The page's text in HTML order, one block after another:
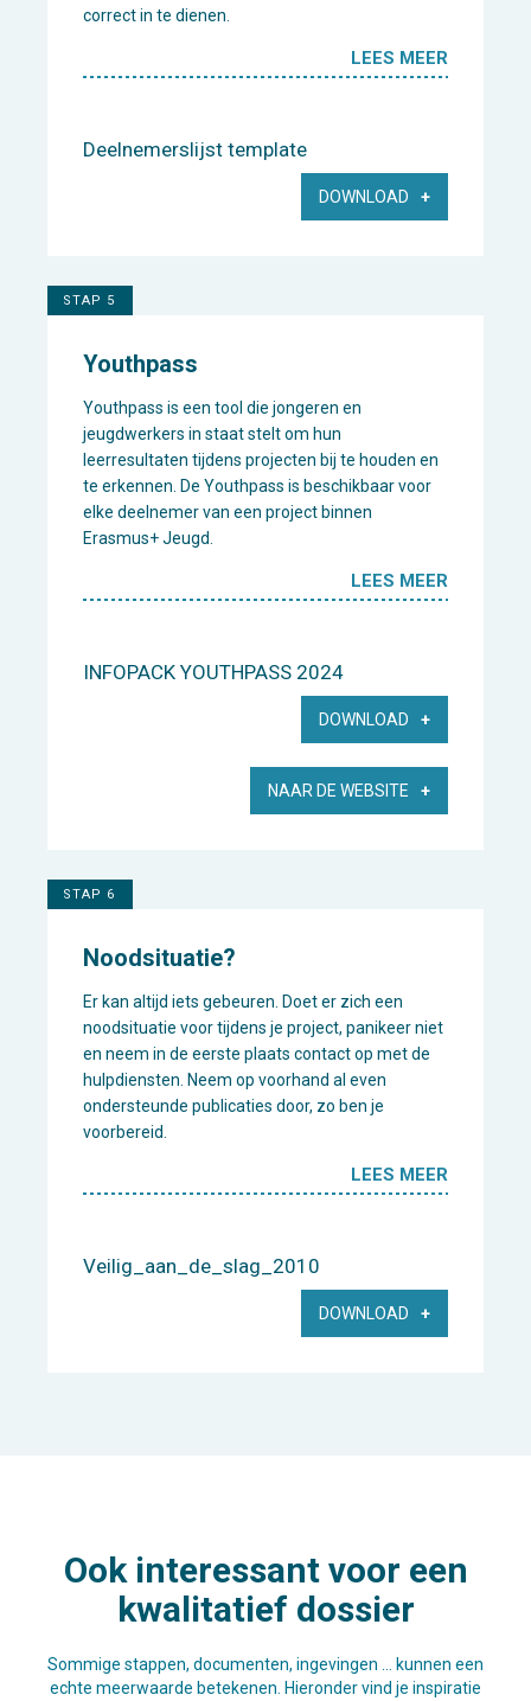
correct in te dienen.
LEES MEER
Deelnemerslijst template
DOWNLOAD
STAP 5
Youthpass
Youthpass is een tool die jongeren en
jeugdwerkers in staat stelt om hun
leerresultaten tijdens projecten bij te houden en
te erkennen. De Youthpass is beschikbaar voor
elke deelnemer van een project binnen
Erasmus+ Jeugd.
LEES MEER
INFOPACK YOUTHPASS 2024
DOWNLOAD
NAAR DE WEBSITE
STAP 6
Noodsituatie?
Er kan altijd iets gebeuren. Doet er zich een
noodsituatie voor tijdens je project, panikeer niet
en neem in de eerste plaats contact op met de
hulpdiensten. Neem op voorhand al even
ondersteunde publicaties door, zo ben je
voorbereid.
LEES MEER
Veilig_aan_de_slag_2010
DOWNLOAD
Ook interessant voor een
kwalitatief dossier
Sommige stappen, documenten, ingevingen … kunnen een
echte meerwaarde betekenen. Hieronder vind je inspiratie